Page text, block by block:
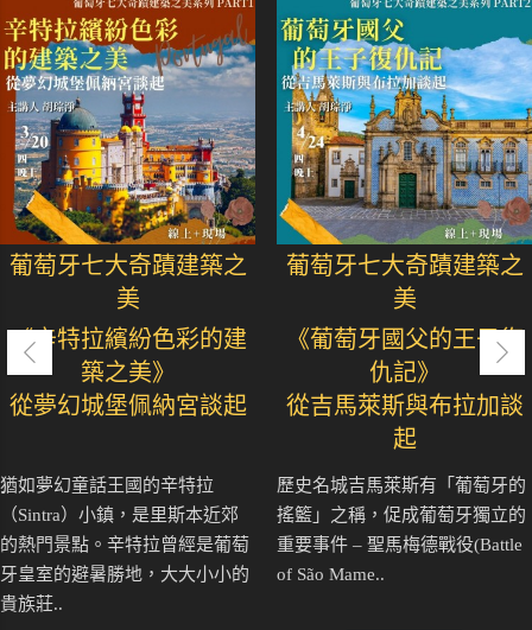
葡萄牙七大奇蹟建築之
美
《辛特拉繽紛色彩的建
築之美》
從夢幻城堡佩納宮談起
猶如夢幻童話王國的辛特拉
（Sintra）小鎮，是里斯本近郊
的熱門景點。辛特拉曾經是葡萄
牙皇室的避暑勝地，大大小小的
貴族莊..
葡萄牙七大奇蹟建築之
美
《葡萄牙國父的王子復
仇記》
從吉馬萊斯與布拉加談
起
歷史名城吉馬萊斯有「葡萄牙的
搖籃」之稱，促成葡萄牙獨立的
重要事件 – 聖馬梅德戰役(Battle
of São Mame..